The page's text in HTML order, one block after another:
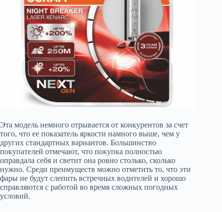
Эта модель немного отрывается от конкурентов за счет
того, что ее показатель яркости намного выше, чем у
других стандартных вариантов. Большинство
покупателей отмечают, что покупка полностью
оправдала себя и светит она ровно столько, сколько
нужно. Среди преимуществ можно отметить то, что эти
фары не будут слепить встречных водителей и хорошо
справляются с работой во время сложных погодных
условий.